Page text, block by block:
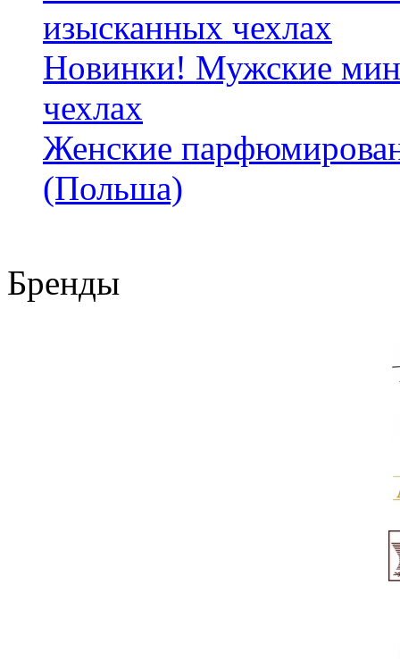
изысканных чехлах
Новинки! Мужские
чехлах
Женские
(Польша)
Бренды